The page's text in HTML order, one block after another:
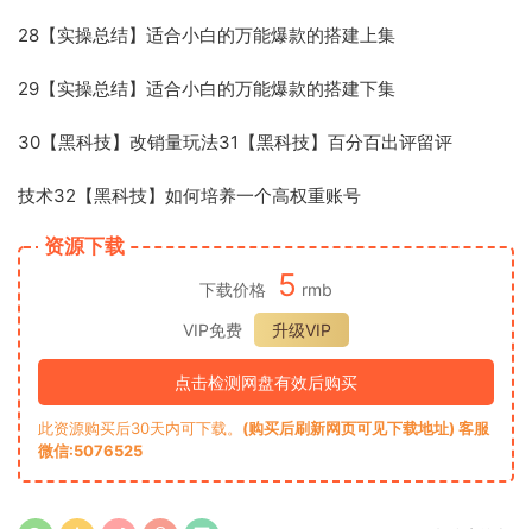
28【实操总结】适合小白的万能爆款的搭建上集
29【实操总结】适合小白的万能爆款的搭建下集
30【黑科技】改销量玩法31【黑科技】百分百出评留评
技术32【黑科技】如何培养一个高权重账号
资源下载
下载价格 5 rmb
VIP免费
升级VIP
点击检测网盘有效后购买
此资源购买后30天内可下载。 (购买后刷新网页可见下载地址) 客服
微信:5076525